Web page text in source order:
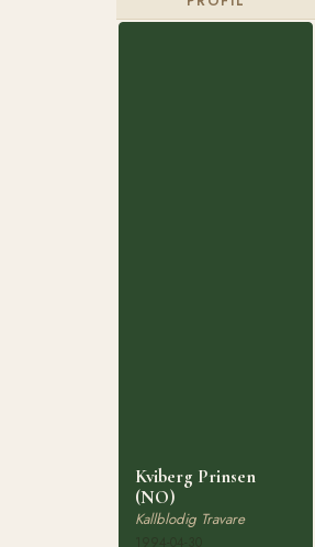
Kviberg Prinsen
(NO)
Kallblodig Travare